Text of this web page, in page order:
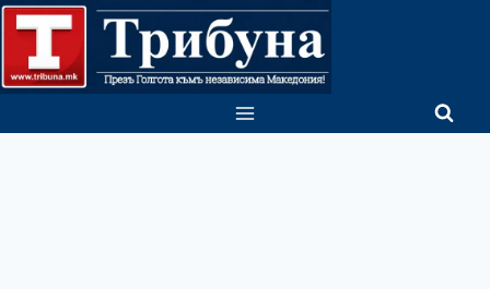
Skip
content